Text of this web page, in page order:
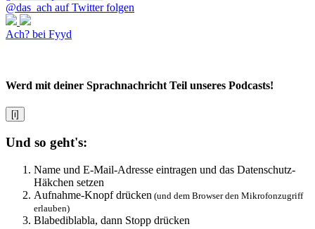
@das_ach auf Twitter folgen
Ach? bei Fyyd
Werd mit deiner Sprachnachricht Teil unseres Podcasts!
[i]
Und so geht's:
Name und E-Mail-Adresse eintragen und das Datenschutz-
Häkchen setzen
Aufnahme-Knopf drücken (und dem Browser den Mikrofonzugriff
erlauben)
Blabediblabla, dann Stopp drücken